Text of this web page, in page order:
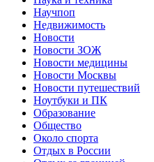
Научпоп
Недвижимость
Новости
Новости ЗОЖ
Новости медицины
Новости Москвы
Новости путешествий
Ноутбуки и ПК
Образование
Общество
Около спорта
Отдых в России